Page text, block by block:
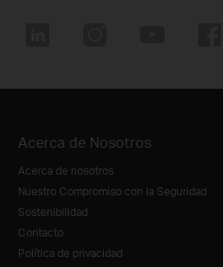
Acerca de Nosotros
Acerca de nosotros
Nuestro Compromiso con la Seguridad
Sostenibilidad
Contacto
Política de privacidad